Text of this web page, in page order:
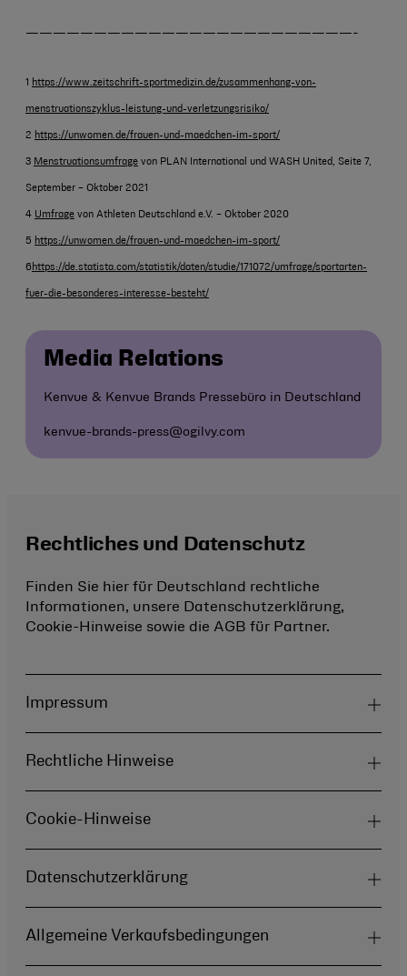
————————————————————————-
1 https://www.zeitschrift-sportmedizin.de/zusammenhang-von-
menstruationszyklus-leistung-und-verletzungsrisiko/
2 https://unwomen.de/frauen-und-maedchen-im-sport/
3 Menstruationsumfrage von PLAN International und WASH United, Seite 7,
September – Oktober 2021
4 Umfrage von Athleten Deutschland e.V. – Oktober 2020
5 https://unwomen.de/frauen-und-maedchen-im-sport/
6 https://de.statista.com/statistik/daten/studie/171072/umfrage/sportarten-
fuer-die-besonderes-interesse-besteht/
Media Relations
Kenvue & Kenvue Brands Pressebüro in Deutschland
kenvue-brands-press@ogilvy.com
Rechtliches und Datenschutz
Finden Sie hier für Deutschland rechtliche
Informationen, unsere Datenschutzerklärung,
Cookie-Hinweise sowie die AGB für Partner.
Impressum
Rechtliche Hinweise
Cookie-Hinweise
Datenschutzerklärung
Allgemeine Verkaufsbedingungen